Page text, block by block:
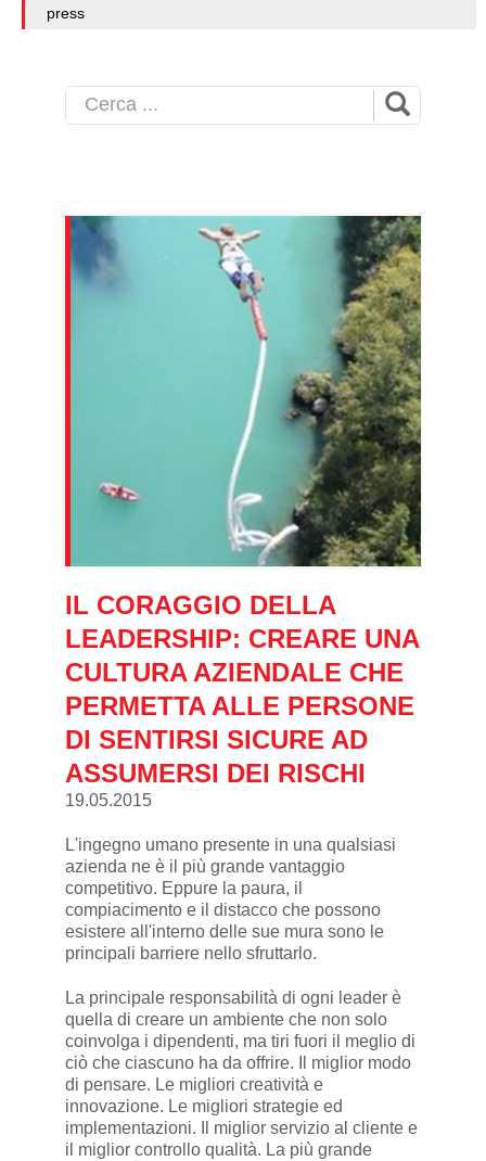
press
IL CORAGGIO DELLA
LEADERSHIP: CREARE UNA
CULTURA AZIENDALE CHE
PERMETTA ALLE PERSONE
DI SENTIRSI SICURE AD
ASSUMERSI DEI RISCHI
19.05.2015
L'ingegno umano presente in una qualsiasi
azienda ne è il più grande vantaggio
competitivo. Eppure la paura, il
compiacimento e il distacco che possono
esistere all'interno delle sue mura sono le
principali barriere nello sfruttarlo.
La principale responsabilità di ogni leader è
quella di creare un ambiente che non solo
coinvolga i dipendenti, ma tiri fuori il meglio di
ciò che ciascuno ha da offrire. Il miglior modo
di pensare. Le migliori creatività e
innovazione. Le migliori strategie ed
implementazioni. Il miglior servizio al cliente e
il miglior controllo qualità. La più grande